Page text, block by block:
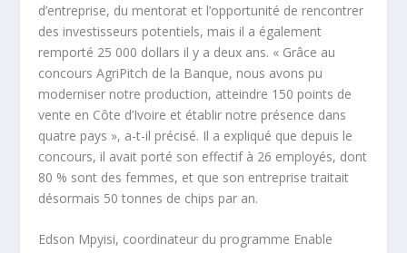
d’entreprise, du mentorat et l’opportunité de rencontrer
des investisseurs potentiels, mais il a également
remporté 25 000 dollars il y a deux ans. « Grâce au
concours AgriPitch de la Banque, nous avons pu
moderniser notre production, atteindre 150 points de
vente en Côte d’Ivoire et établir notre présence dans
quatre pays », a-t-il précisé. Il a expliqué que depuis le
concours, il avait porté son effectif à 26 employés, dont
80 % sont des femmes, et que son entreprise traitait
désormais 50 tonnes de chips par an.
Edson Mpyisi, coordinateur du programme Enable